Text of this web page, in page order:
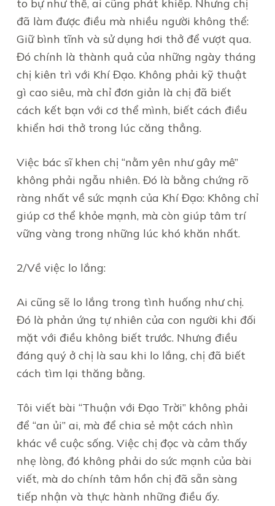
to bự như thế, ai cũng phát khiếp. Nhưng chị
đã làm được điều mà nhiều người không thể:
Giữ bình tĩnh và sử dụng hơi thở để vượt qua.
Đó chính là thành quả của những ngày tháng
chị kiên trì với Khí Đạo. Không phải kỹ thuật
gì cao siêu, mà chỉ đơn giản là chị đã biết
cách kết bạn với cơ thể mình, biết cách điều
khiển hơi thở trong lúc căng thẳng.
Việc bác sĩ khen chị “nằm yên như gây mê”
không phải ngẫu nhiên. Đó là bằng chứng rõ
ràng nhất về sức mạnh của Khí Đạo: Không chỉ
giúp cơ thể khỏe mạnh, mà còn giúp tâm trí
vững vàng trong những lúc khó khăn nhất.
2/Về việc lo lắng:
Ai cũng sẽ lo lắng trong tình huống như chị.
Đó là phản ứng tự nhiên của con người khi đối
mặt với điều không biết trước. Nhưng điều
đáng quý ở chị là sau khi lo lắng, chị đã biết
cách tìm lại thăng bằng.
Tôi viết bài “Thuận với Đạo Trời” không phải
để “an ủi” ai, mà để chia sẻ một cách nhìn
khác về cuộc sống. Việc chị đọc và cảm thấy
nhẹ lòng, đó không phải do sức mạnh của bài
viết, mà do chính tâm hồn chị đã sẵn sàng
tiếp nhận và thực hành những điều ấy.